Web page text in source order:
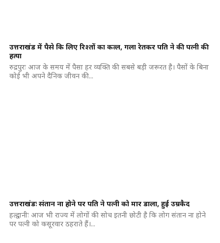
उत्तराखंड में पैसे कि लिए रिश्तों का कत्ल, गला रेतकर पति ने की पत्नी की
हत्या
रुद्रपुरः आज के समय में पैसा हर व्यक्ति की सबसे बड़ी जरूरत है। पैसों के बिना
कोई भी अपने दैनिक जीवन की...
उत्तराखंडः संतान ना होने पर पति ने पत्नी को मार डाला, हुई उम्रकैद
हल्द्वानीः आज भी राज्य में लोगों की सोच इतनी छोटी है कि लोग संतान ना होने
पर पत्नी को कसूरवार ठहराते हैं।...